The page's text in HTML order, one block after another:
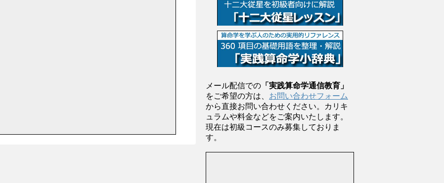
メール配信での 「実践算命学通信教育」
をご希望の方は、 お問い合わせフォーム
から直接お問い合わせください。カリキ
ュラムや料金などをご案内いたします。
現在は初級コースのみ募集しておりま
す。